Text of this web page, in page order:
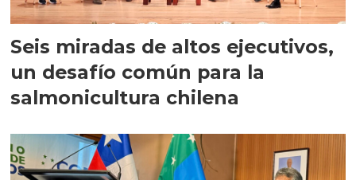
Seis miradas de altos ejecutivos,
un desafío común para la
salmonicultura chilena